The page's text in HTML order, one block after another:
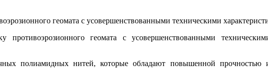
геомата с усовершенствованными техническими
геомата с усовершенствованными
полиамидных нитей, которые обладают повышенной прочностью